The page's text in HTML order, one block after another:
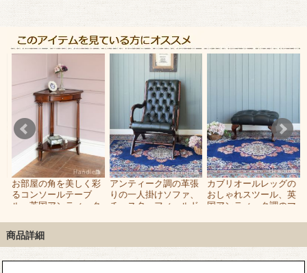
お部屋の角を美しく彩
るコンソールテーブ
ル、英国アンティーク
ーテーブル
アンティーク調の革張
りの一人掛けソファ、
チェスターフィールド
カブリオールレッグの
おしゃれスツール、英
国アンティーク調のマ
商品詳細